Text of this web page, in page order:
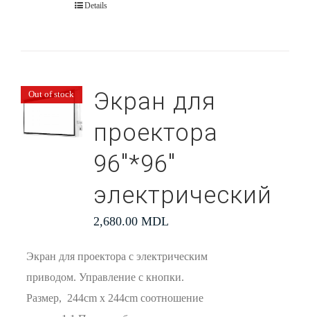
Details
Out of stock
Экран для
проектора
96″*96″
электрический
2,680.00 MDL
Экран для проектора с электрическим
приводом. Управление с кнопки.
Размер, 244cm x 244cm соотношение